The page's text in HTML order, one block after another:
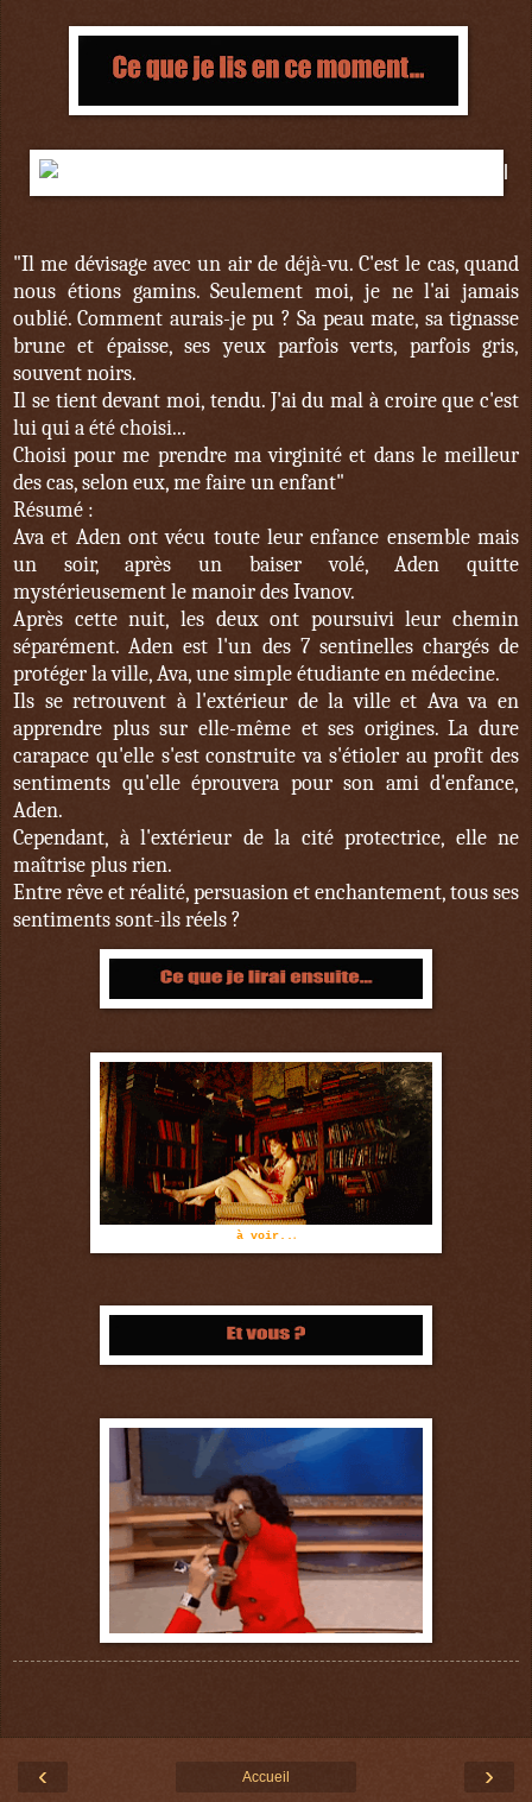
"Il me dévisage avec un air de déjà-vu. C'est le cas, quand
nous étions gamins. Seulement moi, je ne l'ai jamais
oublié. Comment aurais-je pu ? Sa peau mate, sa tignasse
brune et épaisse, ses yeux parfois verts, parfois gris,
souvent noirs.
Il se tient devant moi, tendu. J'ai du mal à croire que c'est
lui qui a été choisi...
Choisi pour me prendre ma virginité et dans le meilleur
des cas, selon eux, me faire un enfant"
Résumé :
Ava et Aden ont vécu toute leur enfance ensemble mais
un soir, après un baiser volé, Aden quitte
mystérieusement le manoir des Ivanov.
Après cette nuit, les deux ont poursuivi leur chemin
séparément. Aden est l'un des 7 sentinelles chargés de
protéger la ville, Ava, une simple étudiante en médecine.
Ils se retrouvent à l'extérieur de la ville et Ava va en
apprendre plus sur elle-même et ses origines. La dure
carapace qu'elle s'est construite va s'étioler au profit des
sentiments qu'elle éprouvera pour son ami d'enfance,
Aden.
Cependant, à l'extérieur de la cité protectrice, elle ne
maîtrise plus rien.
Entre rêve et réalité, persuasion et enchantement, tous ses
sentiments sont-ils réels ?
à voir...
‹ ›
Accueil